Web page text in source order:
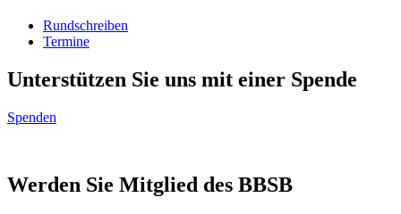
Rundschreiben
Termine
Unterstützen Sie uns mit einer Spende
Spenden
Werden Sie Mitglied des BBSB